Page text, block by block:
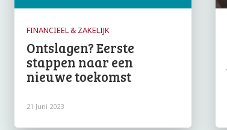
FINANCIEEL & ZAKELIJK
Ontslagen? Eerste
stappen naar een
nieuwe toekomst
21 Juni 2023